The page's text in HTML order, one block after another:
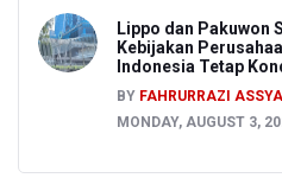
Lippo dan Pakuwon
Kebijakan
Indonesia Tetap
BY FAHRURRAZI
MONDAY, AUGUST 3,